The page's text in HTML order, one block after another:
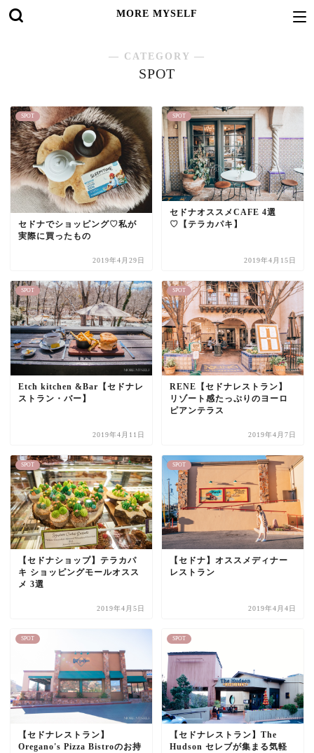
MORE MYSELF
― CATEGORY ―
SPOT
SPOT
セドナでショッピング♡私が
実際に買ったもの
2019年4月29日
SPOT
セドナオススメCAFE 4選
♡【テラカパキ】
2019年4月15日
SPOT
Etch kitchen &Bar【セドナレ
ストラン・バー】
2019年4月11日
SPOT
RENE【セドナレストラン】
リゾート感たっぷりのヨーロ
ピアンテラス
2019年4月7日
SPOT
【セドナショップ】テラカパ
キ ショッピングモールオスス
メ 3選
2019年4月5日
SPOT
【セドナ】オススメディナー
レストラン
2019年4月4日
SPOT
【セドナレストラン】
Oregano's Pizza Bistroのお持
SPOT
【セドナレストラン】The
Hudson セレブが集まる気軽